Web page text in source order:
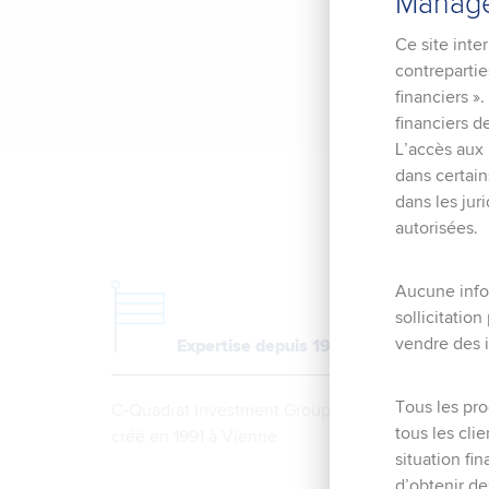
Expertise depuis 1991
Ce site
financiers
financiers
L’accès
dans
dans les
autorisées.
Aucune
sollicitation
vendre des
Tous les
tous les
situation
d’obtenir